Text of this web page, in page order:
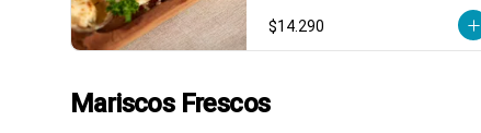
$14.290
Mariscos Frescos